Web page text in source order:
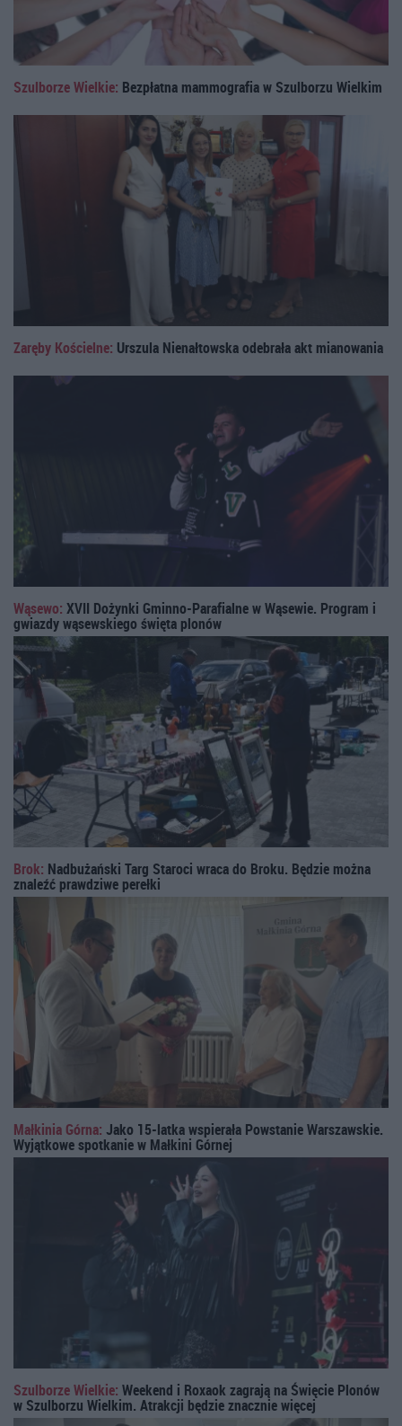
Szulborze Wielkie: Bezpłatna mammografia w Szulborzu Wielkim
Zaręby Kościelne: Urszula Nienałtowska odebrała akt mianowania
Wąsewo: XVII Dożynki Gminno-Parafialne w Wąsewie. Program i
gwiazdy wąsewskiego święta plonów
Brok: Nadbużański Targ Staroci wraca do Broku. Będzie można
znaleźć prawdziwe perełki
Małkinia Górna: Jako 15-latka wspierała Powstanie Warszawskie.
Wyjątkowe spotkanie w Małkini Górnej
Szulborze Wielkie: Weekend i Roxaok zagrają na Święcie Plonów
w Szulborzu Wielkim. Atrakcji będzie znacznie więcej